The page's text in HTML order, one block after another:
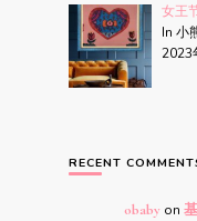
女王
In 小
2023
RECENT
obabyon